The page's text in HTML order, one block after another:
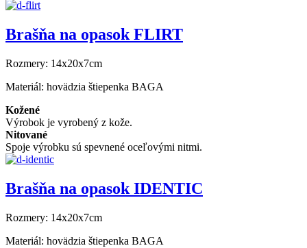
Brašňa na opasok FLIRT
Rozmery: 14x20x7cm
Materiál: hovädzia štiepenka BAGA
Kožené
Výrobok je vyrobený z kože.
Nitované
Spoje výrobku sú spevnené oceľovými nitmi.
Brašňa na opasok IDENTIC
Rozmery: 14x20x7cm
Materiál: hovädzia štiepenka BAGA